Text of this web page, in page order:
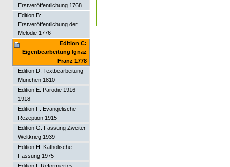
Erstveröffentlichung 1768
Edition B:
Erstveröffentlichung der
Melodie 1776
Edition C:
Eigenbearbeitung Ignaz
Franz 1778
Edition D: Textbearbeitung
München 1810
Edition E: Parodie 1916–
1918
Edition F: Evangelische
Rezeption 1915
Edition G: Fassung Zweiter
Weltkrieg 1939
Edition H: Katholische
Fassung 1975